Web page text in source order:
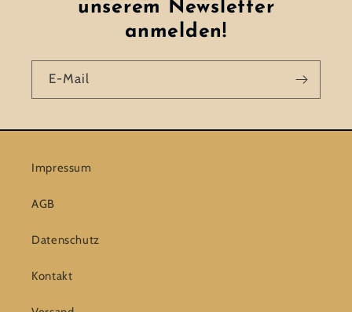
unserem Newsletter
anmelden!
E-Mail
Impressum
AGB
Datenschutz
Kontakt